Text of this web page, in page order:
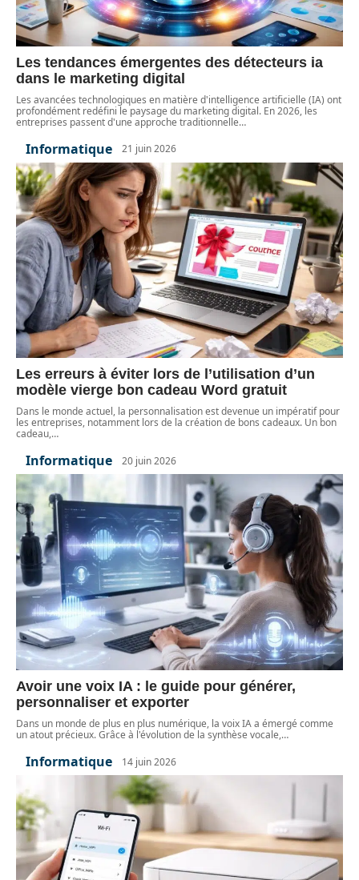
Les tendances émergentes des détecteurs ia
dans le marketing digital
Les avancées technologiques en matière d'intelligence artificielle (IA) ont
profondément redéfini le paysage du marketing digital. En 2026, les
entreprises passent d'une approche traditionnelle…
Informatique 21 juin 2026
Les erreurs à éviter lors de l’utilisation d’un
modèle vierge bon cadeau Word gratuit
Dans le monde actuel, la personnalisation est devenue un impératif pour
les entreprises, notamment lors de la création de bons cadeaux. Un bon
cadeau,…
Informatique 20 juin 2026
Avoir une voix IA : le guide pour générer,
personnaliser et exporter
Dans un monde de plus en plus numérique, la voix IA a émergé comme
un atout précieux. Grâce à l'évolution de la synthèse vocale,…
Informatique 14 juin 2026